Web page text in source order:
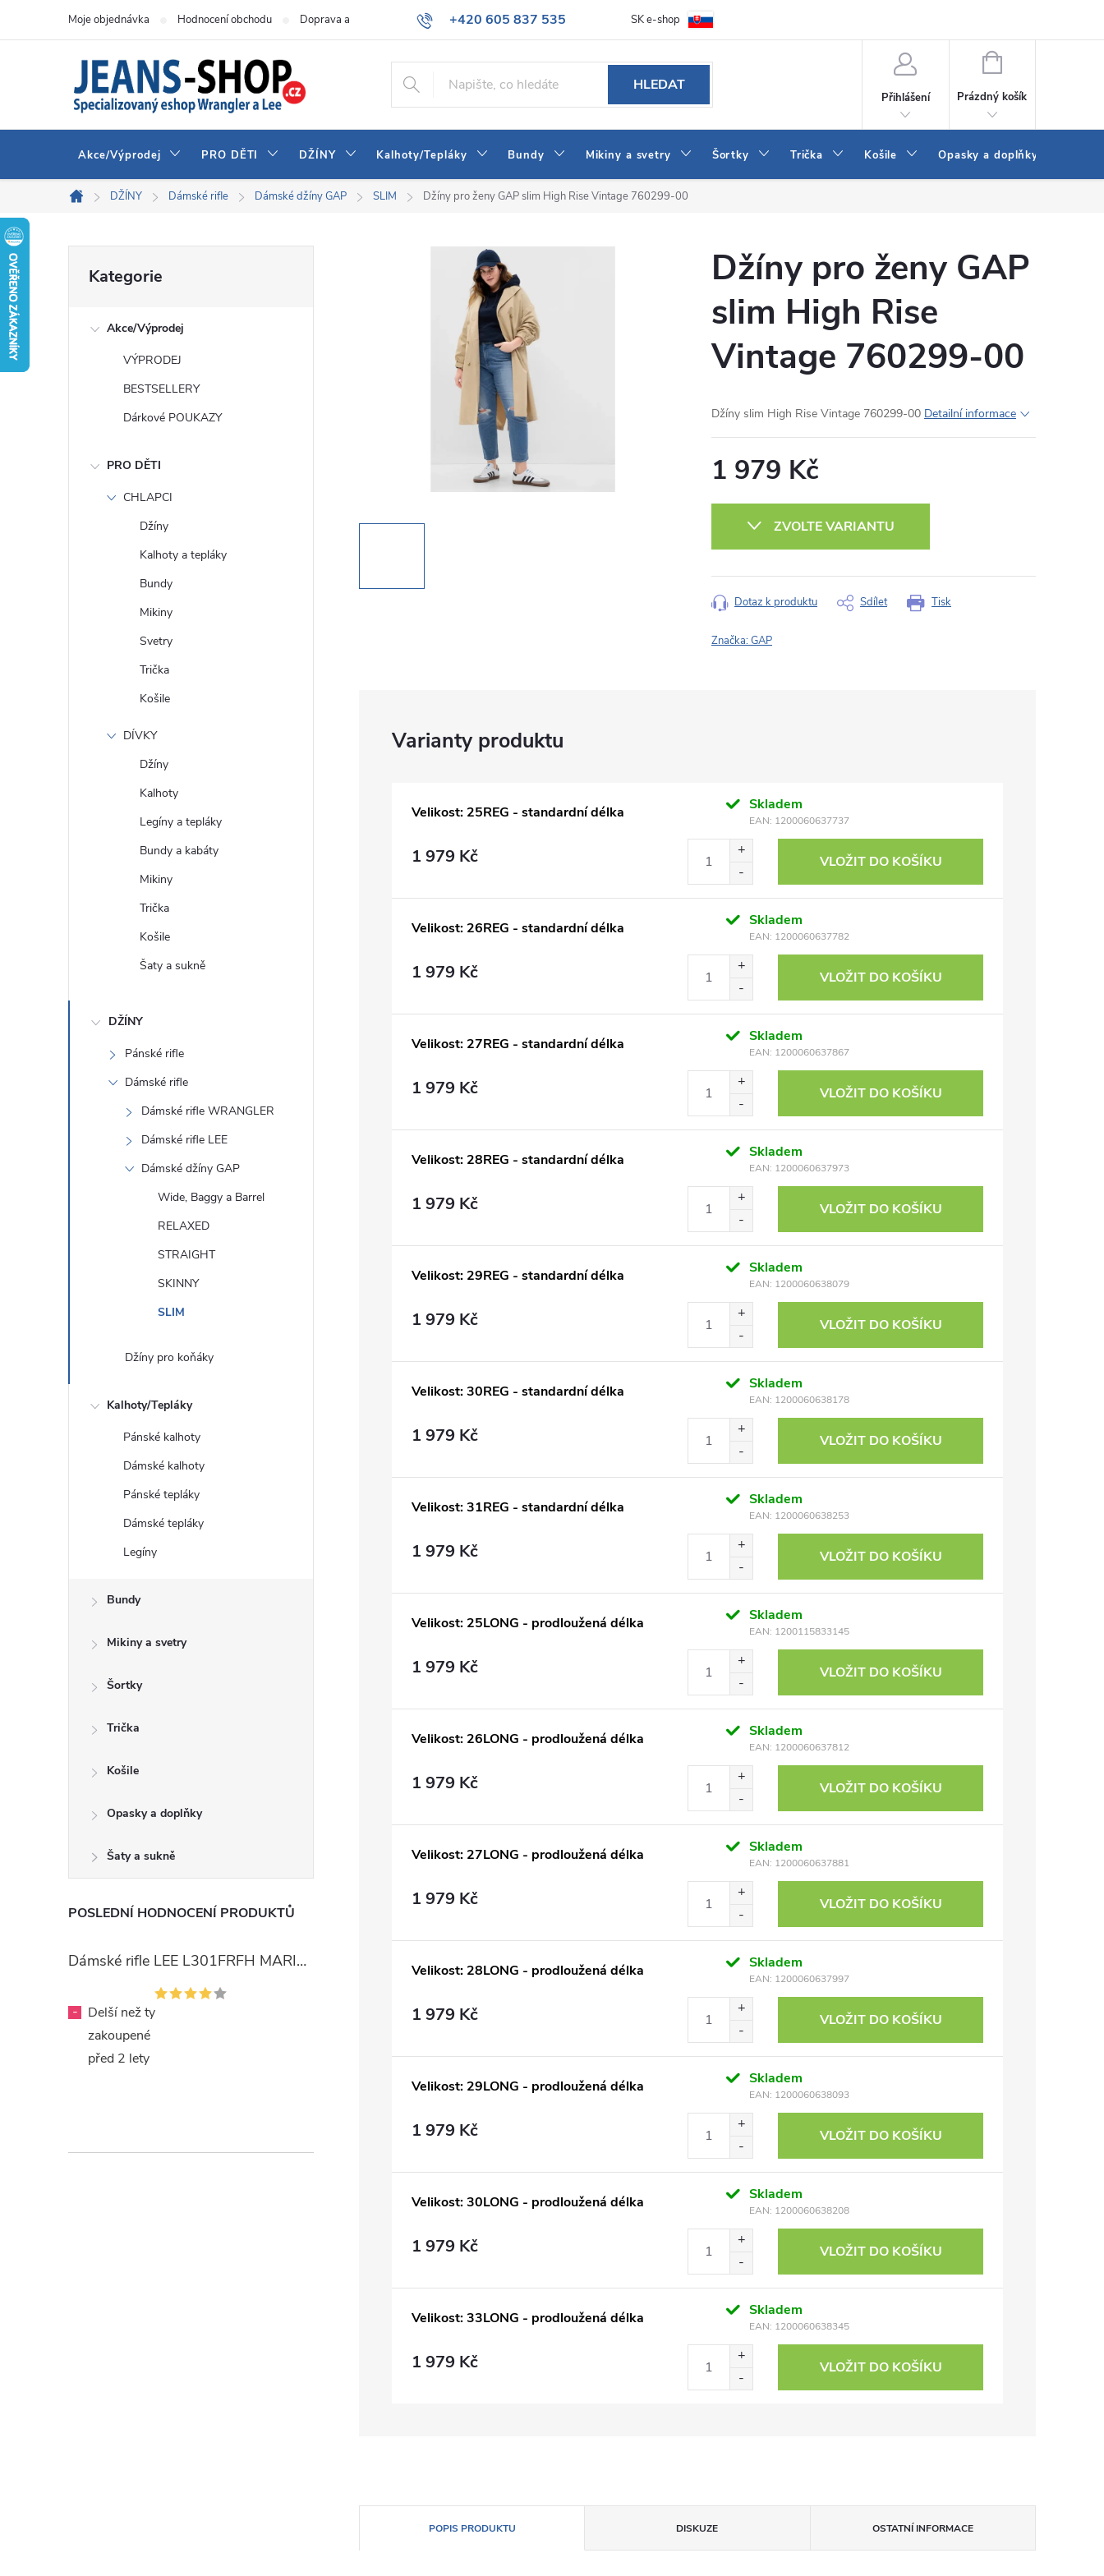
+420 605 837 535
info@jeans-shop.cz
Moje objednávka Hodnocení obchodu Doprava a platba Obchodní podmínky Naše prodejna Blog Kontakt
SK e-shop
HLEDAT
Přihlášení
NÁKUPNÍ
Prázdný košík
Akce/Výprodej PRO DĚTI DŽÍNY Kalhoty/Tepláky Bundy Mikiny a svetry Šortky Trička Košile Opasky a doplňky
Domů
DŽÍNY Dámské rifle Dámské džíny GAP SLIM Džíny pro ženy GAP slim High Rise Vintage 760299-00
kategorie
Kategorie
Akce/Výprodej
VÝPRODEJ
BESTSELLERY
Dárkové POUKAZY
PRO DĚTI
CHLAPCI
Džíny
Kalhoty a tepláky
Bundy
Mikiny
Svetry
Trička
Košile
DÍVKY
Džíny
Kalhoty
Legíny a tepláky
Bundy a kabáty
Mikiny
Trička
Košile
Šaty a sukně
DŽÍNY
Pánské rifle
Dámské rifle
Dámské rifle WRANGLER
Dámské rifle LEE
Dámské džíny GAP
Wide, Baggy a Barrel
RELAXED
STRAIGHT
SKINNY
SLIM
Džíny pro koňáky
Kalhoty/Tepláky
Pánské kalhoty
Dámské kalhoty
Pánské tepláky
Dámské tepláky
Legíny
Bundy
Mikiny a svetry
Šortky
Trička
Košile
Opasky a doplňky
Šaty a sukně
POSLEDNÍ HODNOCENÍ PRODUKTŮ
Dámské rifle LEE L301FRFH MARION STRAIGHT RINSE
-
Delší než ty
zakoupené
před 2 lety
Džíny pro ženy GAP
slim High Rise
Vintage 760299-00
Džíny slim High Rise Vintage 760299-00 Detailní informace
1 979 Kč
ZVOLTE VARIANTU
Tisk
Dotaz k produktu Sdílet
Značka:GAP
Velikost: 25REG - standardní délka Skladem
EAN: 1200060637737
1 979 Kč VLOŽIT DO KOŠÍKU
Velikost: 26REG - standardní délka Skladem
EAN: 1200060637782
1 979 Kč VLOŽIT DO KOŠÍKU
Velikost: 27REG - standardní délka Skladem
EAN: 1200060637867
1 979 Kč VLOŽIT DO KOŠÍKU
Velikost: 28REG - standardní délka Skladem
EAN: 1200060637973
1 979 Kč VLOŽIT DO KOŠÍKU
Velikost: 29REG - standardní délka Skladem
EAN: 1200060638079
1 979 Kč VLOŽIT DO KOŠÍKU
Velikost: 30REG - standardní délka Skladem
EAN: 1200060638178
1 979 Kč VLOŽIT DO KOŠÍKU
Velikost: 31REG - standardní délka Skladem
EAN: 1200060638253
1 979 Kč VLOŽIT DO KOŠÍKU
Velikost: 25LONG - prodloužená délka Skladem
EAN: 1200115833145
1 979 Kč VLOŽIT DO KOŠÍKU
Velikost: 26LONG - prodloužená délka Skladem
EAN: 1200060637812
1 979 Kč VLOŽIT DO KOŠÍKU
Velikost: 27LONG - prodloužená délka Skladem
EAN: 1200060637881
1 979 Kč VLOŽIT DO KOŠÍKU
Velikost: 28LONG - prodloužená délka Skladem
EAN: 1200060637997
1 979 Kč VLOŽIT DO KOŠÍKU
Velikost: 29LONG - prodloužená délka Skladem
EAN: 1200060638093
1 979 Kč VLOŽIT DO KOŠÍKU
Velikost: 30LONG - prodloužená délka Skladem
EAN: 1200060638208
1 979 Kč VLOŽIT DO KOŠÍKU
Velikost: 33LONG - prodloužená délka Skladem
EAN: 1200060638345
1 979 Kč VLOŽIT DO KOŠÍKU
POPIS PRODUKTU DISKUZE OSTATNÍ INFORMACE